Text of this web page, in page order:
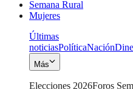
Semana Rural
Mujeres
Últimas
noticiasPolíticaNación
Más
Elecciones 2026Foros